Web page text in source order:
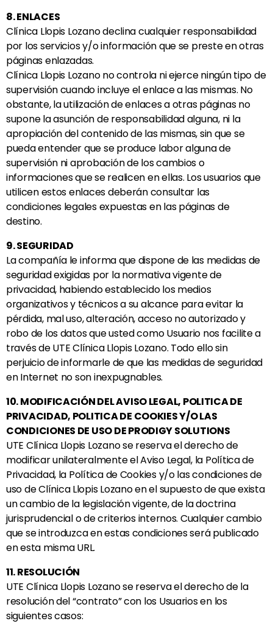
8. ENLACES
Clínica Llopis Lozano declina cualquier responsabilidad
por los servicios y/o información que se preste en otras
páginas enlazadas.
Clínica Llopis Lozano no controla ni ejerce ningún tipo de
supervisión cuando incluye el enlace a las mismas. No
obstante, la utilización de enlaces a otras páginas no
supone la asunción de responsabilidad alguna, ni la
apropiación del contenido de las mismas, sin que se
pueda entender que se produce labor alguna de
supervisión ni aprobación de los cambios o
informaciones que se realicen en ellas. Los usuarios que
utilicen estos enlaces deberán consultar las
condiciones legales expuestas en las páginas de
destino.
9. SEGURIDAD
La compañía le informa que dispone de las medidas de
seguridad exigidas por la normativa vigente de
privacidad, habiendo establecido los medios
organizativos y técnicos a su alcance para evitar la
pérdida, mal uso, alteración, acceso no autorizado y
robo de los datos que usted como Usuario nos facilite a
través de UTEClínica Llopis Lozano. Todo ello sin
perjuicio de informarle de que las medidas de seguridad
en Internet no son inexpugnables.
10. MODIFICACIÓN DEL AVISO LEGAL, POLITICA DE
PRIVACIDAD, POLITICA DE COOKIES Y/O LAS
CONDICIONES DE USO DE PRODIGY SOLUTIONS
UTE Clínica Llopis Lozanose reserva el derecho de
modificar unilateralmente el Aviso Legal, la Política de
Privacidad, la Política de Cookies y/o las condiciones de
uso deClínica Llopis Lozanoen el supuesto de que exista
un cambio de la legislación vigente, de la doctrina
jurisprudencial o de criterios internos. Cualquier cambio
que se introduzca en estas condiciones será publicado
en esta misma URL.
11. RESOLUCIÓN
UTE Clínica Llopis Lozanose reserva el derecho de la
resolución del “contrato” con los Usuarios en los
siguientes casos: